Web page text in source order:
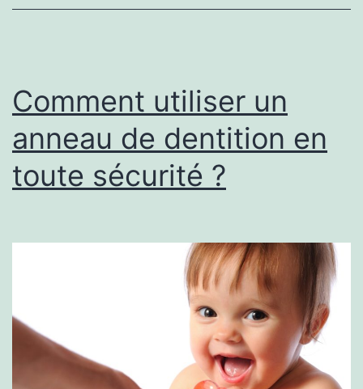
Comment utiliser un
anneau de dentition en
toute sécurité ?